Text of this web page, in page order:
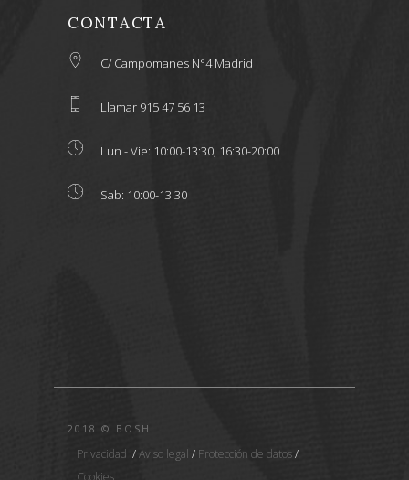
CONTACTA
C/ Campomanes N°4 Madrid
Llamar 915 47 56 13
Lun - Vie: 10:00-13:30, 16:30-20:00
Sab: 10:00-13:30
2018 © BOSHI
Privacidad /Aviso legal / Protección de datos/
Cookies